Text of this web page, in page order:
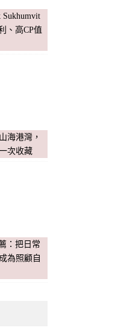
Sukhumvit
、高CP值
海港灣，
次收藏
：把日常
為照顧自